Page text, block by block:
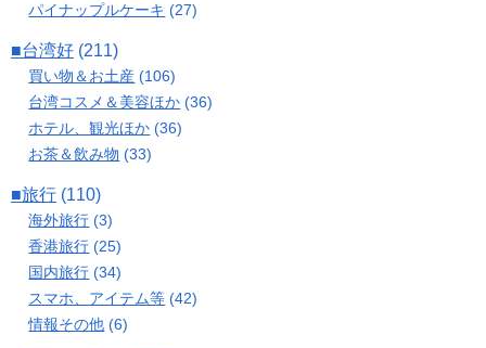
パイナップルケーキ (27)
■台湾好 (211)
買い物＆お土産 (106)
台湾コスメ＆美容ほか (36)
ホテル、観光ほか (36)
お茶＆飲み物 (33)
■旅行 (110)
海外旅行 (3)
香港旅行 (25)
国内旅行 (34)
スマホ、アイテム等 (42)
情報その他 (6)